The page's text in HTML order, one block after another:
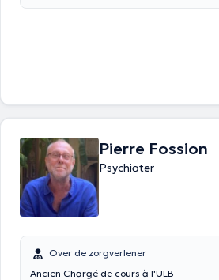
Pierre Fossion
Psychiater
Over de zorgverlener
Ancien Chargé de cours à l'ULB